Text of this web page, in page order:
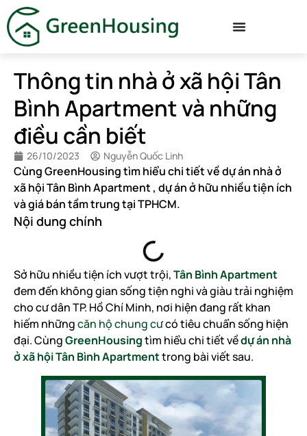
Thông tin nhà ở xã hội Tân
Bình Apartment và những
điều cần biết
26/10/2023 Nguyễn Quốc Linh
Cùng GreenHousing tìm hiểu chi tiết về dự án nhà ở
xã hội Tân Bình Apartment , dự án ở hữu nhiều tiện ích
và giá bán tầm trung tại TPHCM.
Nội dung chính
Sở hữu nhiều tiện ích vượt trội,Tân Bình Apartment
đem đến không gian sống tiện nghi và giàu trải nghiệm
cho cư dân TP. Hồ Chí Minh, nơi hiện đang rất khan
hiếm nhữngcăn hộ chung cưcó tiêu chuẩn sống hiện
đại. CùngGreenHousingtìm hiểu chi tiết vềdự án nhà
ở xã hội Tân Bình Apartmenttrong bài viết sau.